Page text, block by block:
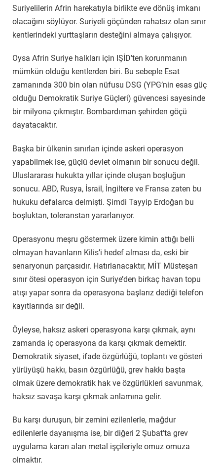
Suriyelilerin Afrin harekatıyla birlikte eve dönüş imkanı
olacağını söylüyor. Suriyeli göçünden rahatsız olan sınır
kentlerindeki yurttaşların desteğini almaya çalışıyor.
Oysa Afrin Suriye halkları için IŞİD’ten korunmanın
mümkün olduğu kentlerden biri. Bu sebeple Esat
zamanında 300 bin olan nüfusu DSG (YPG’nin esas güç
olduğu Demokratik Suriye Güçleri) güvencesi sayesinde
bir milyona çıkmıştır. Bombardıman şehirden göçü
dayatacaktır.
Başka bir ülkenin sınırları içinde askeri operasyon
yapabilmek ise, güçlü devlet olmanın bir sonucu değil.
Uluslararası hukukta yıllar içinde oluşan boşluğun
sonucu. ABD, Rusya, İsrail, İngiltere ve Fransa zaten bu
hukuku defalarca delmişti. Şimdi Tayyip Erdoğan bu
boşluktan, toleranstan yararlanıyor.
Operasyonu meşru göstermek üzere kimin attığı belli
olmayan havanların Kilis’i hedef alması da, eski bir
senaryonun parçasıdır. Hatırlanacaktır, MİT Müsteşarı
sınır ötesi operasyon için Suriye’den birkaç havan topu
atışı yapar sonra da operasyona başlarız dediği telefon
kayıtlarında sır değil.
Öyleyse, haksız askeri operasyona karşı çıkmak, aynı
zamanda iç operasyona da karşı çıkmak demektir.
Demokratik siyaset, ifade özgürlüğü, toplantı ve gösteri
yürüyüşü hakkı, basın özgürlüğü, grev hakkı başta
olmak üzere demokratik hak ve özgürlükleri savunmak,
haksız savaşa karşı çıkmak anlamına gelir.
Bu karşı duruşun, bir zemini ezilenlerle, mağdur
edilenlerle dayanışma ise, bir diğeri 2 Şubat’ta grev
uygulama kararı alan metal işçileriyle omuz omuza
olmaktır.